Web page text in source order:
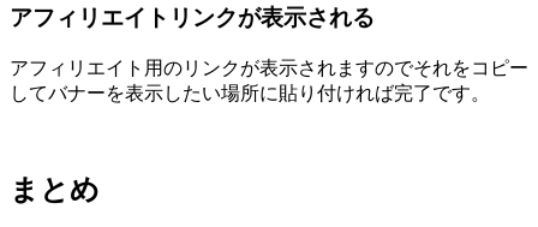
アフィリエイトリンクが表示される
アフィリエイト用のリンクが表示されますのでそれをコピー
してバナーを表示したい場所に貼り付ければ完了です。
まとめ